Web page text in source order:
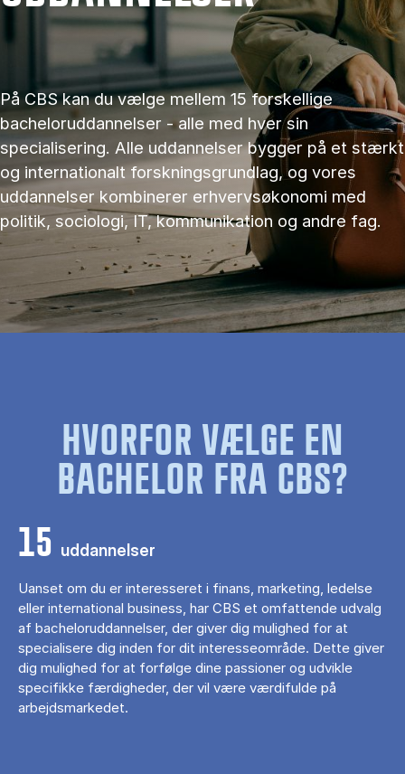
På CBS kan du vælge mellem 15 forskellige
bacheloruddannelser - alle med hver sin
specialisering. Alle uddannelser bygger på et stærkt
og internationalt forskningsgrundlag, og vores
uddannelser kombinerer erhvervsøkonomi med
politik, sociologi, IT, kommunikation og andre fag.
HVORFOR VÆLGE EN
BACHELOR FRA CBS?
15 uddannelser
Uanset om du er interesseret i finans, marketing, ledelse
eller international business, har CBS et omfattende udvalg
af bacheloruddannelser, der giver dig mulighed for at
specialisere dig inden for dit interesseområde. Dette giver
dig mulighed for at forfølge dine passioner og udvikle
specifikke færdigheder, der vil være værdifulde på
arbejdsmarkedet.